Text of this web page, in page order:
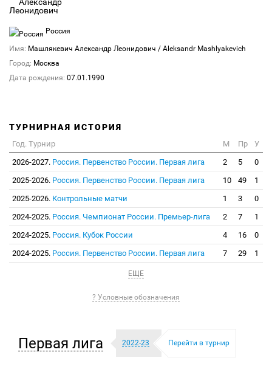
Россия
Имя: Машлякевич Александр Леонидович / Aleksandr Mashlyakevich
Город: Москва
Дата рождения: 07.01.1990
ТУРНИРНАЯ ИСТОРИЯ
Год. Турнир М Пр
У
2026-2027. Россия. Первенство России. Первая лига 2 5
0
2025-2026. Россия. Первенство России. Первая лига 10 49
1
2025-2026. Контрольные матчи 1 3
0
2024-2025. Россия. Чемпионат России. Премьер-лига 2 7
1
2024-2025. Россия. Кубок России 4 16
0
2024-2025. Россия. Первенство России. Первая лига 7 29 1
ЕЩЕ
? Условные обозначения
Первая лига 2022-23 Перейти в турнир